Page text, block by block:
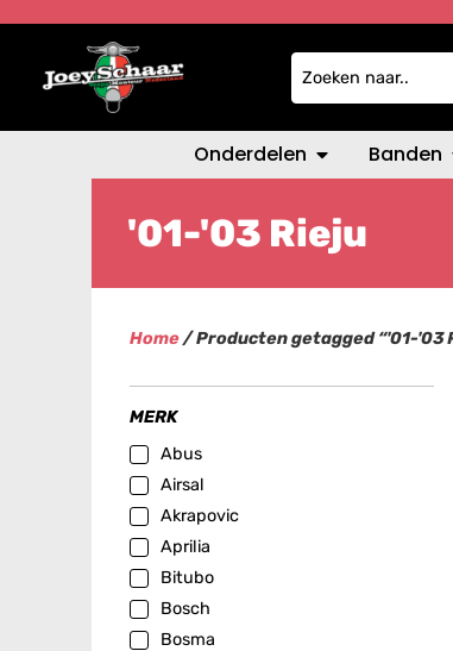
Onderdelen Banden
'01-'03 Rieju
Home/ Producten getagged “'01-'03
MERK
Abus
Airsal
Akrapovic
Aprilia
Bitubo
Bosch
Bosma